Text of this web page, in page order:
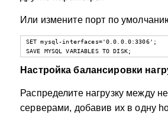
Или измените порт по
SET mysql-interfaces='0.0.0.0:3306';
SAVE MYSQL VARIABLES TO DISK;
Настройка балансировки
Распределите нагрузку между
серверами, добавив их в одну